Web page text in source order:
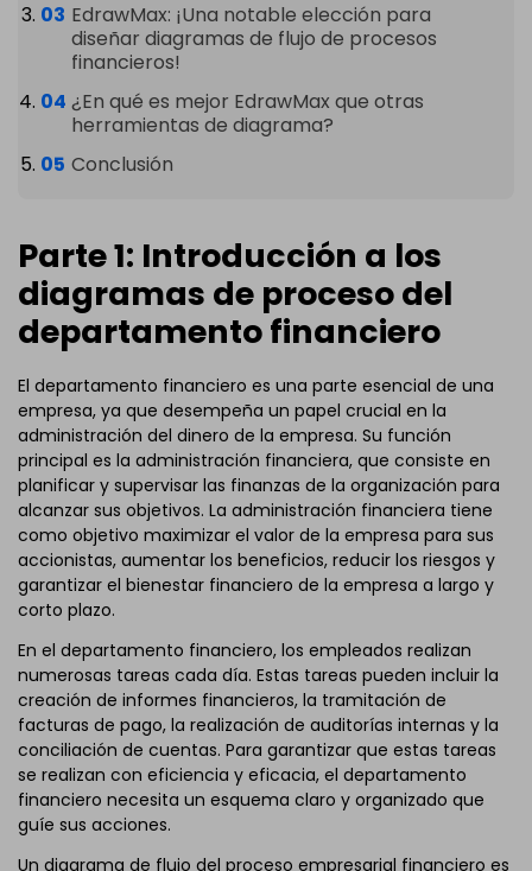
EdrawMax: ¡Una notable elección para
diseñar diagramas de flujo de procesos
financieros!
¿En qué es mejor EdrawMax que otras
herramientas de diagrama?
Conclusión
Parte 1: Introducción a los
diagramas de proceso del
departamento financiero
El departamento financiero es una parte esencial de una
empresa, ya que desempeña un papel crucial en la
administración del dinero de la empresa. Su función
principal es la administración financiera, que consiste en
planificar y supervisar las finanzas de la organización para
alcanzar sus objetivos. La administración financiera tiene
como objetivo maximizar el valor de la empresa para sus
accionistas, aumentar los beneficios, reducir los riesgos y
garantizar el bienestar financiero de la empresa a largo y
corto plazo.
En el departamento financiero, los empleados realizan
numerosas tareas cada día. Estas tareas pueden incluir la
creación de informes financieros, la tramitación de
facturas de pago, la realización de auditorías internas y la
conciliación de cuentas. Para garantizar que estas tareas
se realizan con eficiencia y eficacia, el departamento
financiero necesita un esquema claro y organizado que
guíe sus acciones.
Un diagrama de flujo del proceso empresarial financiero es